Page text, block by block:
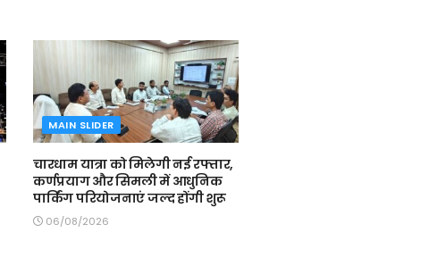
MAIN SLIDER
चारधाम यात्रा को मिलेगी नई रफ्तार,
कर्णप्रयाग और सिमली में आधुनिक
पार्किंग परियोजनाएं जल्द होंगी शुरू
06/08/2026